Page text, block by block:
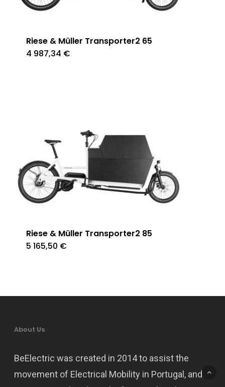
Riese & Müller Transporter2 65
4 987,34 €
Riese & Müller Transporter2 85
5 165,50 €
About Us
BeElectric was created in 2014 to assist the
movement of Electrical Mobility in Portugal, and